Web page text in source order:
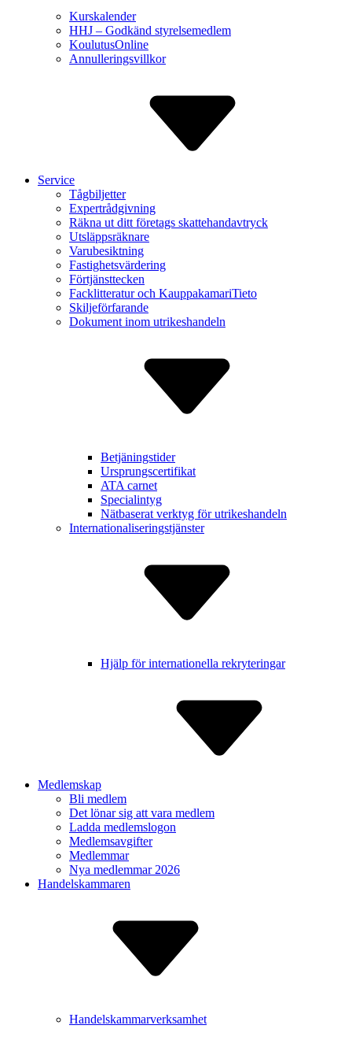
Kurskalender
HHJ – Godkänd styrelse­medlem
Koulutus­Online
Annulle­ringsvillkor
Service
Tågbiljetter
Expert­rådgivning
Räkna ut ditt företags skatte­handavtryck
Utsläppsräknare
Varu­besiktning
Fastighets­värdering
Förtjänst­tecken
Facklitte­ratur och Kauppa­kamariTieto
Skiljeför­farande
Dokument inom utrikes­handeln
Betjäning­stider
Ursprungs­certifikat
ATA carnet
Specialintyg
Nätbaserat verktyg för utrikes­handeln
Internatio­naliserings­tjänster
Hjälp för inter­nationella rekry­teringar
Medlemskap
Bli medlem
Det lönar sig att vara medlem
Ladda medlem­slogon
Medlems­avgifter
Medlemmar
Nya medlemmar 2026
Handelskammaren
Handelskammarverksamhet